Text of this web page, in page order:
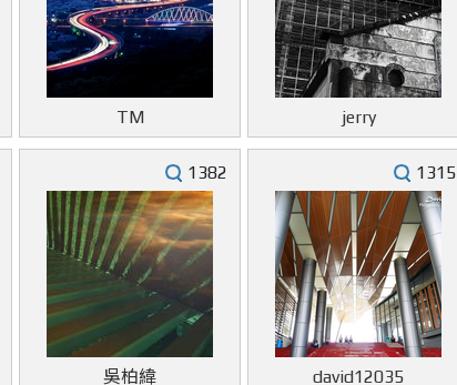
TM jerry
1382
吳柏緯
1315
david12035